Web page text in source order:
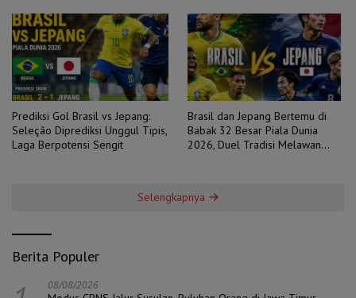
Prediksi Gol Brasil vs Jepang:
Seleção Diprediksi Unggul Tipis,
Laga Berpotensi Sengit
Brasil dan Jepang Bertemu di
Babak 32 Besar Piala Dunia
2026, Duel Tradisi Melawan
Selengkapnya
Berita Populer
08/08/2026